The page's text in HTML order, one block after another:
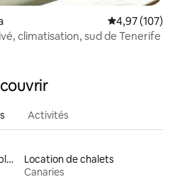
Évaluation
4,97 (107)
climatisation, sud de Tenerife
Activités
Locations avec accès à la plage
Location de chalets
Canaries